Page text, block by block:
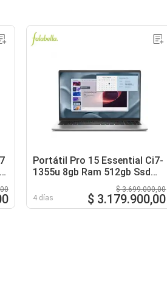
Portátil Pro 15 Essential Ci7-
1355u 8gb Ram 512gb Ssd
4 días
$ 3.699.000,00
$ 3.179.900,00